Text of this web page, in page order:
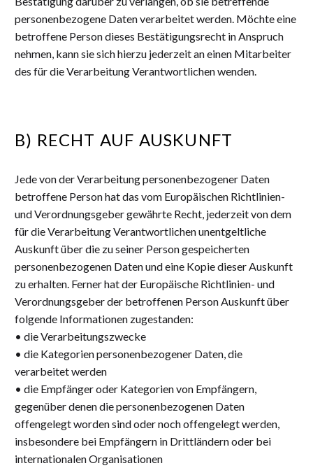
personenbezogene Daten verarbeitet werden. Möchte eine
betroffene Person dieses Bestätigungsrecht in Anspruch
nehmen, kann sie sich hierzu jederzeit an einen Mitarbeiter
des für die Verarbeitung Verantwortlichen wenden.
B) RECHT AUF AUSKUNFT
Jede von der Verarbeitung personenbezogener Daten
betroffene Person hat das vom Europäischen Richtlinien-
und Verordnungsgeber gewährte Recht, jederzeit von dem
für die Verarbeitung Verantwortlichen unentgeltliche
Auskunft über die zu seiner Person gespeicherten
personenbezogenen Daten und eine Kopie dieser Auskunft
zu erhalten. Ferner hat der Europäische Richtlinien- und
Verordnungsgeber der betroffenen Person Auskunft über
folgende Informationen zugestanden:
• die Verarbeitungszwecke
• die Kategorien personenbezogener Daten, die
verarbeitet werden
• die Empfänger oder Kategorien von Empfängern,
gegenüber denen die personenbezogenen Daten
offengelegt worden sind oder noch offengelegt werden,
insbesondere bei Empfängern in Drittländern oder bei
internationalen Organisationen